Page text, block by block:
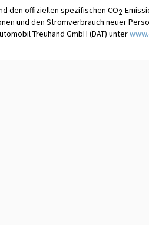
den offiziellen spezifischen CO2-
und den Stromverbrauch neuer
Treuhand GmbH (DAT) unter